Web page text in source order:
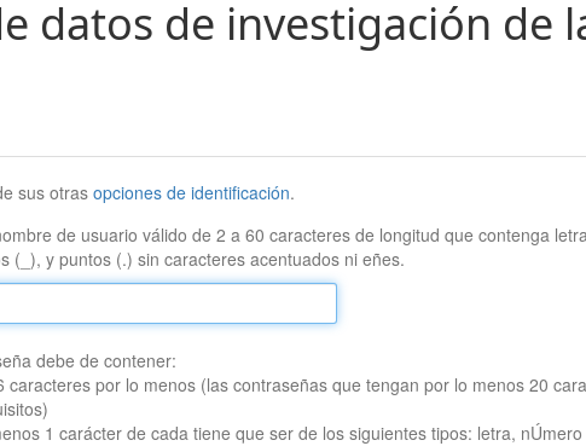
datos de investigación de
sus otrasopciones de identificación.
de usuario válido de 2 a 60 caracteres de longitud que contenga
(_), y puntos (.) sin caracteres acentuados ni eñes.
debe de contener:
caracteres por lo menos (las contraseñas que tengan por lo menos 20
1 carácter de cada tiene que ser de los siguientes tipos: letra, nÚmero